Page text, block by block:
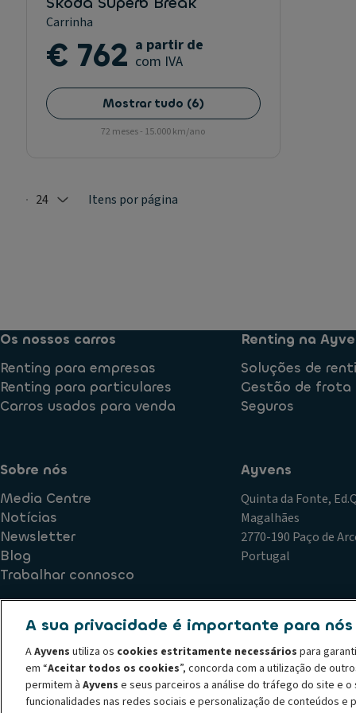
Carrinha
€ 762 a partir de
com IVA
Mostrar tudo (6)
72 meses - 15.000 km/ano
Selected: 24
24 Itens por página
Os nossos carros
Renting para empresas
Renting para particulares
Carros usados para venda
Renting na
Soluções de
Gestão de frota
Seguros
Sobre nós
Media Centre
Notícias
Newsletter
Blog
Trabalhar connosco
Ayvens
Quinta da Fonte,
Magalhães
2770-190 Paço de
Portugal
Política de Qualidade Plano de Prevenção de Riscos de
Declaração de privacidade
Termos de utilização Política
Código de conduta
Canal de denúncias Política de
© 2026 A ALD Automotive I LeasePlan revela o Grupo Ayvens, a sua
A sua privacidade é importante para nós
AAyvens utiliza os cookies estritamente necessários para
em “Aceitar todos os cookies”, concorda com a utilização de
permitem à Ayvens e seus parceiros a análise do tráfego do site e
funcionalidades nas redes sociais e personalização de conteúdos